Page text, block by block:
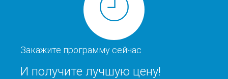
Закажите программу сейчас
И получите лучшую цену!